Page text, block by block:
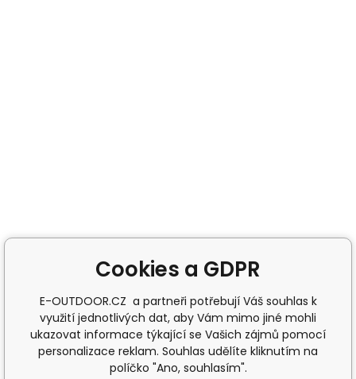
Cookies a GDPR
E-OUTDOOR.CZ a partneři potřebují Váš souhlas k
využití jednotlivých dat, aby Vám mimo jiné mohli
ukazovat informace týkající se Vašich zájmů pomocí
personalizace reklam. Souhlas udělíte kliknutím na
políčko "Ano, souhlasím".